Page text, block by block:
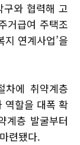
와 협력해 고
거급여 주택조
지 연계사업’을
차에 취약계층
역할을 대폭 확
계층 발굴부터
련됐다.